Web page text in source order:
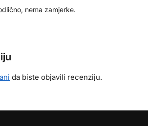
nema zamjerke.
da biste objavili recenziju.